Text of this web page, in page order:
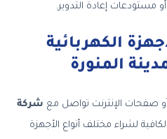
مستودعات إعادة التدوير.
الكهربائية
المنورة
صفحات الإنترنت تواصل مع شركة
لشراء مختلف أنواع الأجهزة